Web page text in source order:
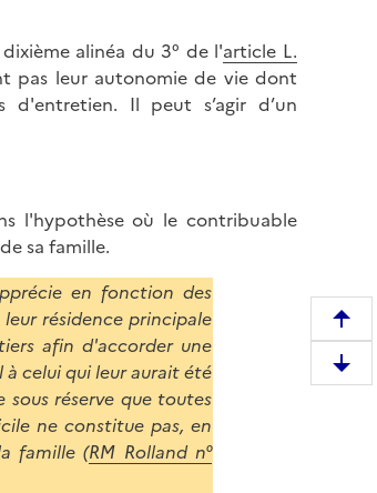
alinéa du 3° de l'article L.
pas leur autonomie de vie dont
d'entretien. Il peut s’agir d’un
l'hypothèse où le contribuable
sa famille.
en fonction des
résidence principale
afin d'accorder une
celui qui leur aurait été
réserve que toutes
ne constitue pas, en
famille (RM Rolland n°
e
m
D